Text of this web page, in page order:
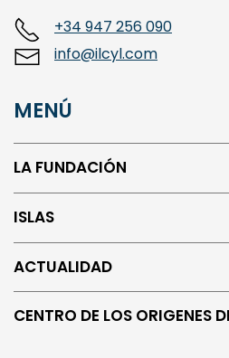
Paseo de la Isla, 1. 09003, Burgos
+34 947 256 090
MENÚ
LA FUNDACIÓN
ISLAS
ACTUALIDAD